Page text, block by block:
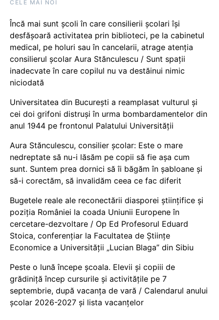
CELE MAI NOI
Încă mai sunt școli în care consilierii școlari își
desfășoară activitatea prin biblioteci, pe la cabinetul
medical, pe holuri sau în cancelarii, atrage atenția
consilierul școlar Aura Stănculescu / Sunt spații
inadecvate în care copilul nu va destăinui nimic
niciodată
Universitatea din București a reamplasat vulturul și
cei doi grifoni distruși în urma bombardamentelor din
anul 1944 pe frontonul Palatului Universității
Aura Stănculescu, consilier școlar: Este o mare
nedreptate să nu-i lăsăm pe copii să fie așa cum
sunt. Suntem prea dornici să îi băgăm în șabloane și
să-i corectăm, să invalidăm ceea ce fac diferit
Bugetele reale ale reconectării diasporei științifice și
poziția României la coada Uniunii Europene în
cercetare-dezvoltare / Op Ed Profesorul Eduard
Stoica, conferențiar la Facultatea de Științe
Economice a Universității „Lucian Blaga” din Sibiu
Peste o lună începe școala. Elevii și copiii de
grădiniță încep cursurile și activitățile pe 7
septembrie, după vacanța de vară / Calendarul anului
școlar 2026-2027 și lista vacanțelor